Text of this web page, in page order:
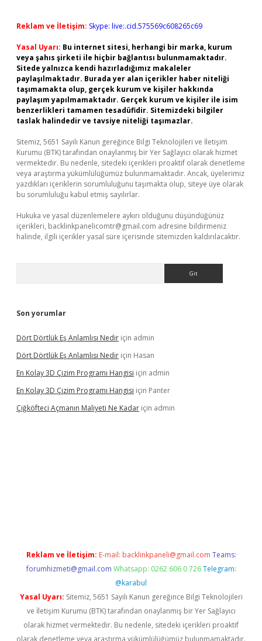
Reklam ve İletişim: Skype: live:.cid.575569c608265c69
Yasal Uyarı: Bu internet sitesi, herhangi bir marka, kurum
veya şahıs şirketi ile hiçbir bağlantısı bulunmamaktadır.
Sitede yalnızca kendi hazırladığımız makaleler
paylaşılmaktadır. Burada yer alan içerikler haber niteliği
taşımamakta olup, gerçek kurum ve kişiler hakkında
paylaşım yapılmamaktadır. Gerçek kurum ve kişiler ile isim
benzerlikleri tamamen tesadüfidir. Sitemizdeki bilgiler
taslak halindedir ve tavsiye niteliği taşımazlar.
Sitemiz, 5651 Sayılı Kanun gereğince Bilgi Teknolojileri ve İletişim
Kurumu (BTK) tarafından onaylanmış bir Yer Sağlayıcı olarak hizmet
vermektedir. Bu nedenle, sitedeki içerikleri proaktif olarak denetleme
veya araştırma yükümlülüğümüz bulunmamaktadır. Ancak, üyelerimiz
yazdıkları içeriklerin sorumluluğunu taşımakta olup, siteye üye olarak
bu sorumluluğu kabul etmiş sayılırlar.
Hukuka ve yasal düzenlemelere aykırı olduğunu düşündüğünüz
içerikleri, backlinkpanelicomtr@gmail.com adresine bildirmeniz
halinde, ilgili içerikler yasal süre içerisinde sitemizden kaldırılacaktır.
Son yorumlar
Dört Dörtlük Eş Anlamlısı Nedir için admin
Dört Dörtlük Eş Anlamlısı Nedir için Hasan
En Kolay 3D Çizim Programı Hangisi için admin
En Kolay 3D Çizim Programı Hangisi için Panter
Çiğköfteci Açmanın Maliyeti Ne Kadar için admin
Reklam ve İletişim: E-mail: backlinkpaneli@gmail.com Teams:
forumhizmeti@gmail.com Whatsapp: 0262 606 0 726 Telegram:
@karabul
Yasal Uyarı: Sitemiz, 5651 Sayılı Kanun gereğince Bilgi Teknolojileri
ve İletişim Kurumu (BTK) tarafından onaylanmış bir Yer Sağlayıcı
olarak hizmet vermektedir. Bu nedenle, sitedeki içerikleri proaktif
olarak denetleme veya araştırma yükümlülüğümüz bulunmamaktadır.